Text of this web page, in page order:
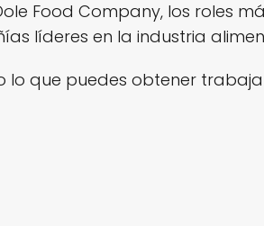
Food Company, los roles
líderes en la industria
lo que puedes obtener